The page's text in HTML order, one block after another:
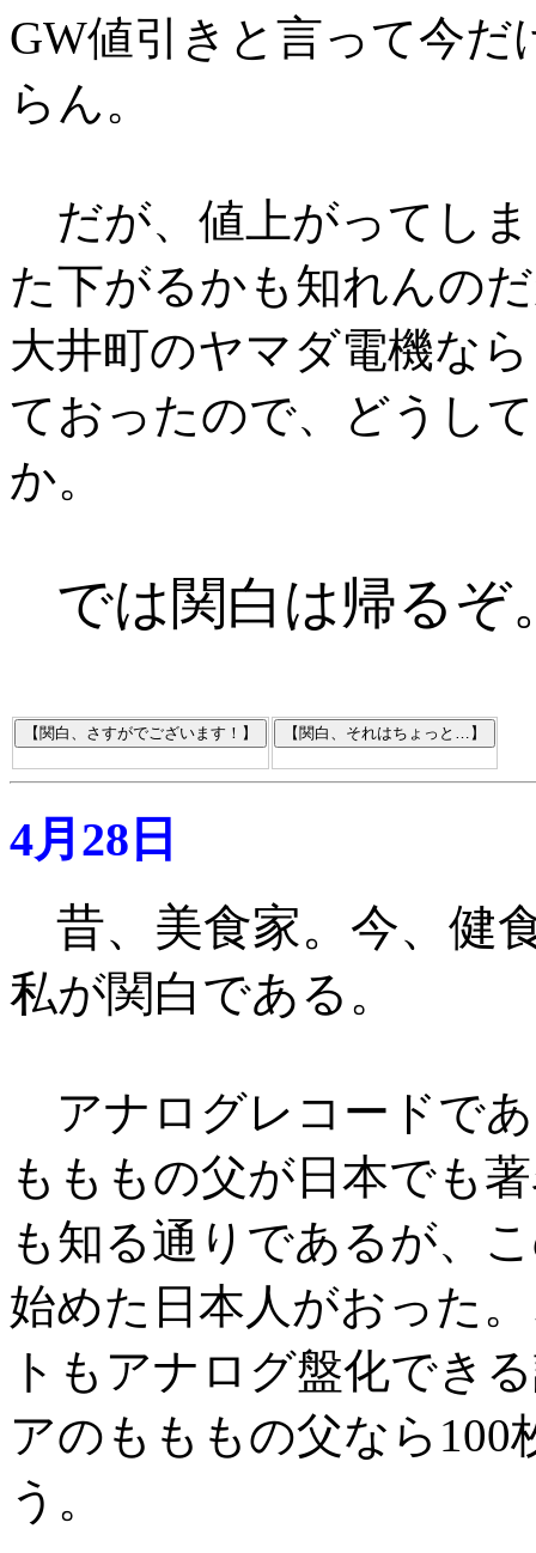
GW値引きと言って今
らん。
だが、値上がってし
た下がるかも知れんの
大井町のヤマダ電機な
ておったので、どうし
か。
では関白は帰るぞ
4月28日
昔、美食家。今、健
私が関白である 。
アナログレコードで
もももの父が日本でも
も知る通りであるが、
始めた日本人がおった
トもアナログ盤化でき
アのもももの父なら
う。